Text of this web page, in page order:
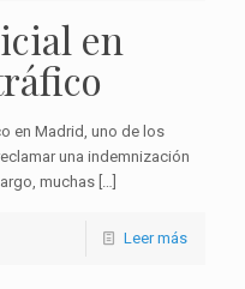
en
en Madrid, uno de los
una indemnización
muchas […]
Leer más